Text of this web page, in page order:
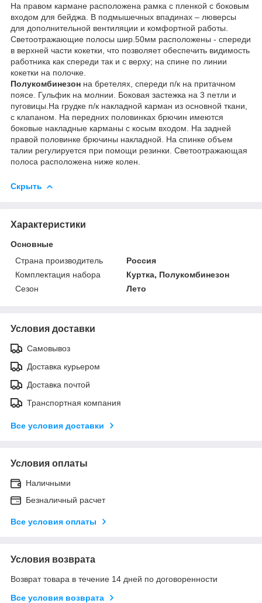
На правом кармане расположена рамка с пленкой с боковым
входом для бейджа. В подмышечных впадинах – люверсы
для дополнительной вентиляции и комфортной работы.
Светоотражающие полосы шир.50мм расположены - спереди
в верхней части кокетки, что позволяет обеспечить видимость
работника как спереди так и с верху; на спине по линии
кокетки на полочке.
Полукомбинезон на бретелях, спереди п/к на притачном
поясе. Гульфик на молнии. Боковая застежка на 3 петли и
пуговицы.На грудке п/к накладной карман из основной ткани,
с клапаном. На передних половинках брючин имеются
боковые накладные карманы с косым входом. На задней
правой половинке брючины накладной. На спинке объем
талии регулируется при помощи резинки. Светоотражающая
полоса расположена ниже колен.
Скрыть
Характеристики
Основные
Страна производитель
Россия
Комплектация набора
Куртка, Полукомбинезон
Сезон
Лето
Условия доставки
Самовывоз
Доставка курьером
Доставка почтой
Транспортная компания
Все условия доставки
Условия оплаты
Наличными
Безналичный расчет
Все условия оплаты
Условия возврата
Возврат товара в течение 14 дней по договоренности
Все условия возврата